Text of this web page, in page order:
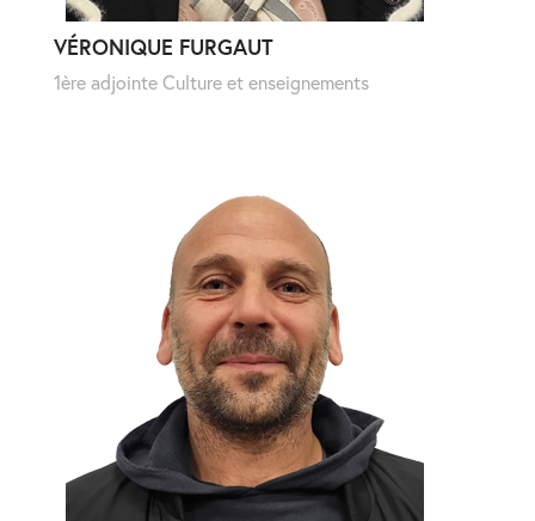
VÉRONIQUE FURGAUT
1ère adjointe Culture et enseignements